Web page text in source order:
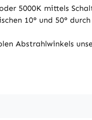
5000K mittels
10° und 50°
Abstrahlwinkels